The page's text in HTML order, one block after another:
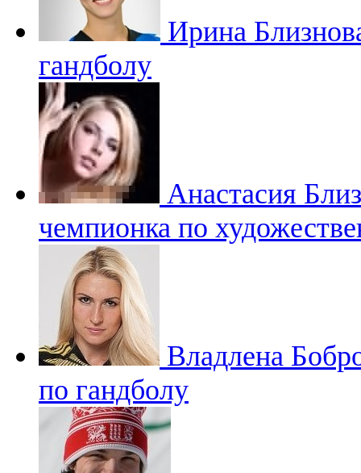
Ирина
гандболу
Анастасия
чемпионка по
Владлена
по гандболу